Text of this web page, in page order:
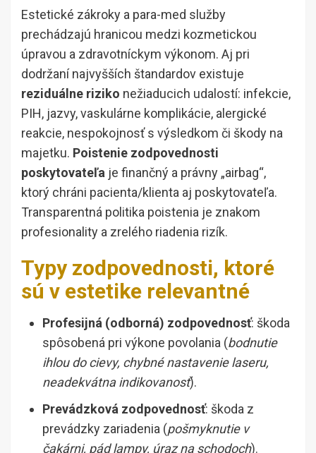
Estetické zákroky a para-med služby
prechádzajú hranicou medzi kozmetickou
úpravou a zdravotníckym výkonom. Aj pri
dodržaní najvyšších štandardov existuje
reziduálne riziko nežiaducich udalostí: infekcie,
PIH, jazvy, vaskulárne komplikácie, alergické
reakcie, nespokojnosť s výsledkom či škody na
majetku. Poistenie zodpovednosti
poskytovateľa je finančný a právny „airbag“,
ktorý chráni pacienta/klienta aj poskytovateľa.
Transparentná politika poistenia je znakom
profesionality a zrelého riadenia rizík.
Typy zodpovednosti, ktoré
sú v estetike relevantné
Profesijná (odborná) zodpovednosť: škoda
spôsobená pri výkone povolania (bodnutie
ihlou do cievy, chybné nastavenie laseru,
neadekvátna indikovanosť).
Prevádzková zodpovednosť: škoda z
prevádzky zariadenia (pošmyknutie v
čakárni, pád lampy, úraz na schodoch).